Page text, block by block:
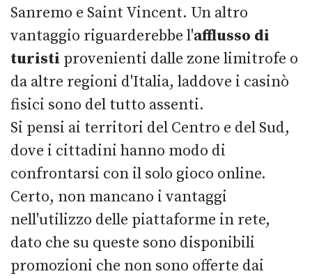
Sanremo e Saint Vincent. Un altro
vantaggio riguarderebbe l'afflusso di
turisti provenienti dalle zone limitrofe o
da altre regioni d'Italia, laddove i casinò
fisici sono del tutto assenti.
Si pensi ai territori del Centro e del Sud,
dove i cittadini hanno modo di
confrontarsi con il solo gioco online.
Certo, non mancano i vantaggi
nell'utilizzo delle piattaforme in rete,
dato che su queste sono disponibili
promozioni che non sono offerte dai